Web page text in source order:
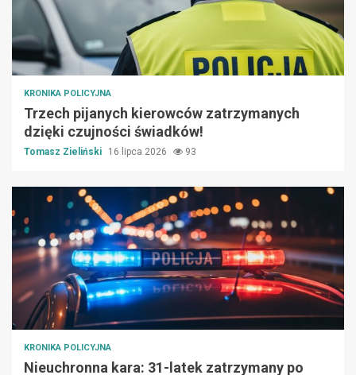
KRONIKA POLICYJNA
Trzech pijanych kierowców zatrzymanych
dzięki czujności świadków!
Tomasz Zieliński 16 lipca 2026 93
KRONIKA POLICYJNA
Nieuchronna kara: 31-latek zatrzymany po